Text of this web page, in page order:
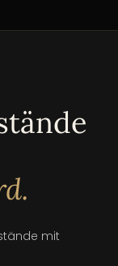
mit